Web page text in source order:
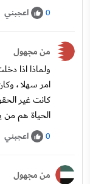
0 اعجبني
من مجهول
ولماذا اذا
امر سهلا ،
كانت غير
الحياة هم من
0 اعجبني
من مجهول